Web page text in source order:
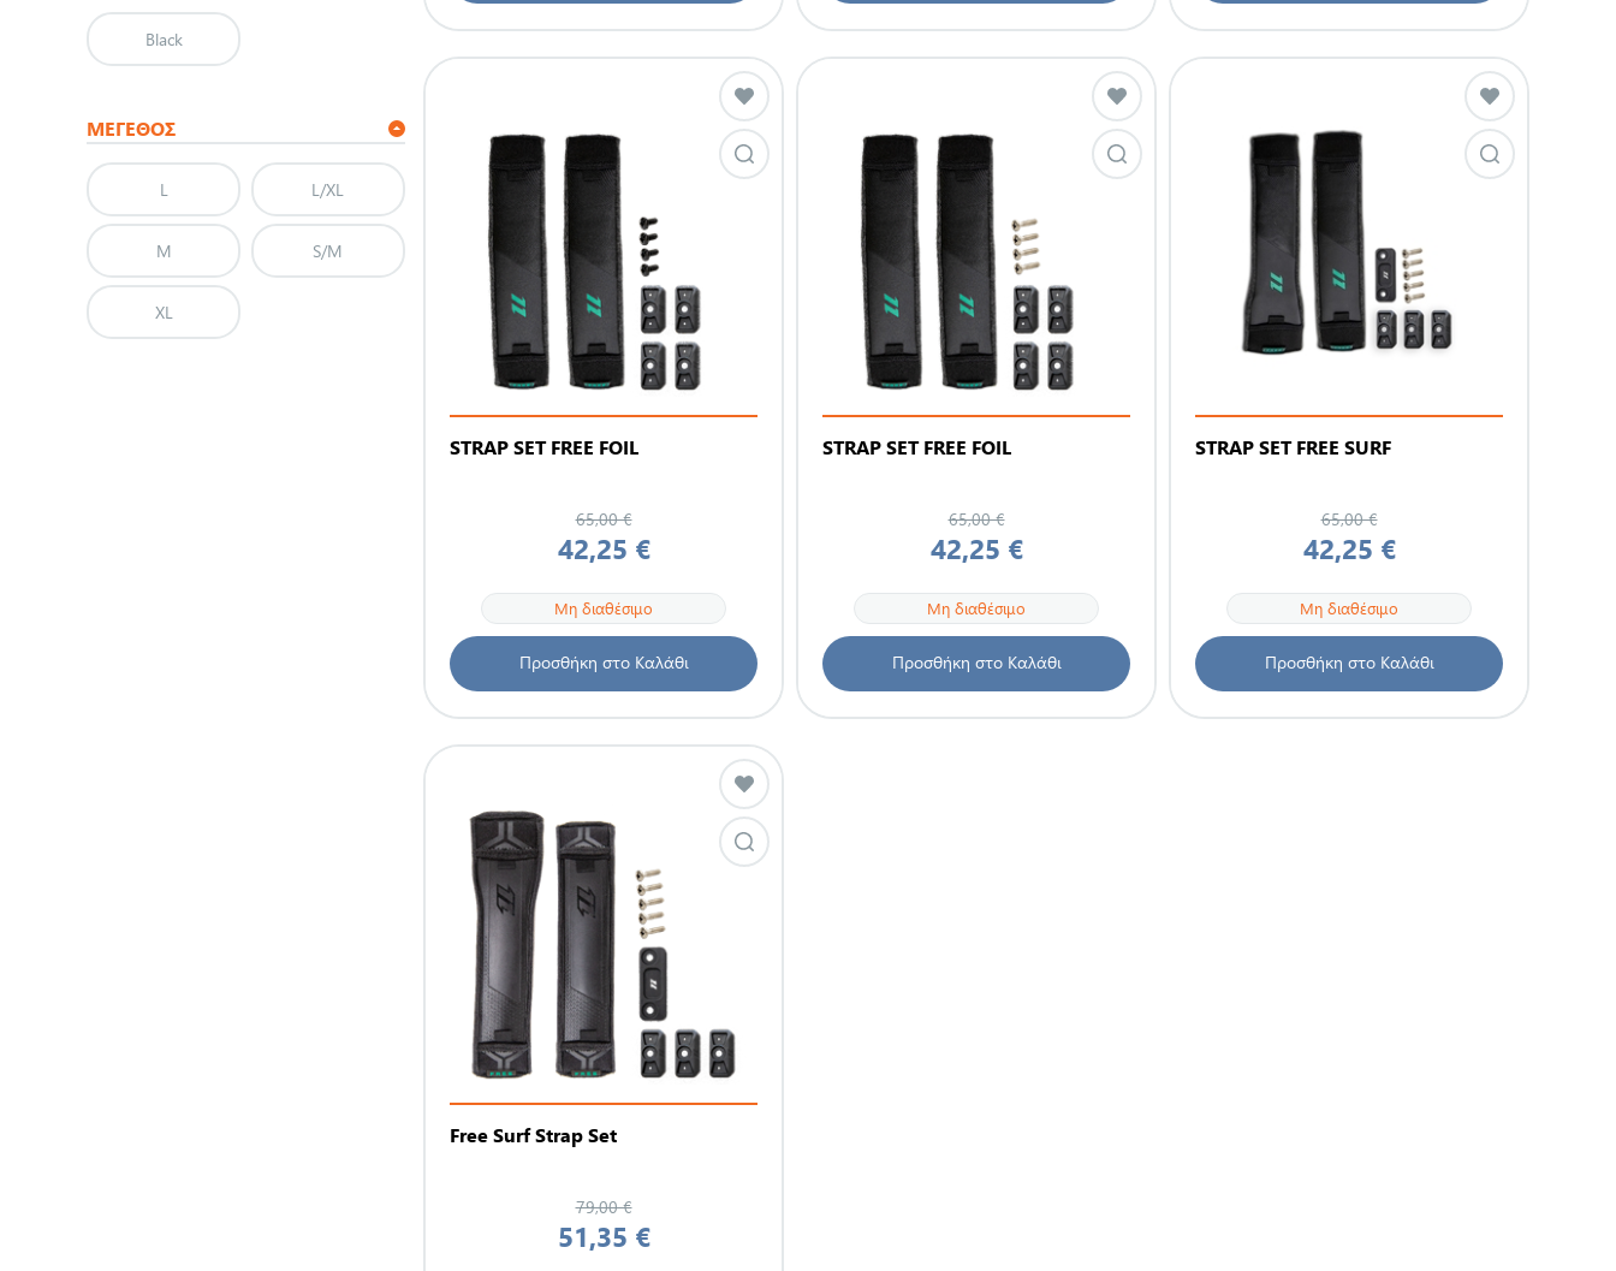
Black
ΜΈΓΕΘΟΣ
L L/XL
M S/M
XL
STRAP SET FREE FOIL
65,00 €
42,25 €
Μη διαθέσιμο
Προσθήκη στο Καλάθι
STRAP SET FREE FOIL
65,00 €
42,25 €
Μη διαθέσιμο
Προσθήκη στο Καλάθι
STRAP SET FREE SURF
65,00 €
42,25 €
Μη διαθέσιμο
Προσθήκη στο Καλάθι
Free Surf Strap Set
79,00 €
51,35 €